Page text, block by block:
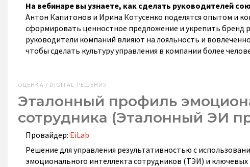
На вебинаре вы узнаете, как сделать руководителей
Антон Капитонов и Ирина Котусенко поделятся опытом и
сформировать ценностное предложение и укрепить бренд
руководители компаний влияют на лояльность и
чтобы сделать культуру управления в компании более
ОЦЕНКА / DIGITAL-РЕШЕНИЯ
Эталонный профиль
сотрудника (Эталонный ЭИ
Провайдер: EiLab
Решение для управления результативностью с
эмоционального интеллекта сотрудников (ТЭИ) и